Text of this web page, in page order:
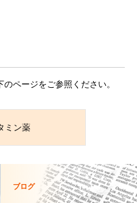
ページをご参照ください。
ミン薬
ブログ